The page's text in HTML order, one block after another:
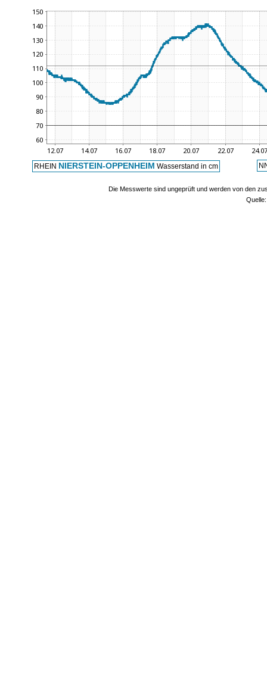
RHEIN NIERSTEIN-OPPENHEIM Wasserstand in cm
Die Messwerte sind ungeprüft und werden von den